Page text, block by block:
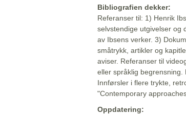
Bibliografien dekker:
Referanser til: 1) Henrik
selvstendige utgivelser og
av Ibsens verker. 3)
småtrykk, artikler og
aviser. Referanser til
eller språklig
Innførsler i flere trykte,
"Contemporary
Oppdatering: